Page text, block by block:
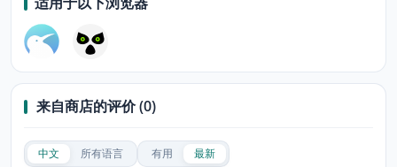
来自商店的评价 (0)
中文 所有语言 有用 最新